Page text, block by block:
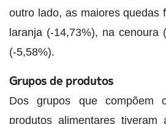
outro lado, as maiores quedas
laranja (-14,73%), na cenoura
(-5,58%).
Grupos de produtos
Dos grupos que compõem
produtos alimentares tiveram